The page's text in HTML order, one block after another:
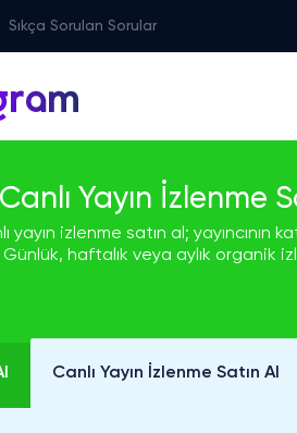
Sıkça Sorulan Sorular
Yayın İzlenme
yayın izlenme satın al; yayıncının
Günlük, haftalık veya aylık organik
Canlı Yayın İzlenme Satın Al